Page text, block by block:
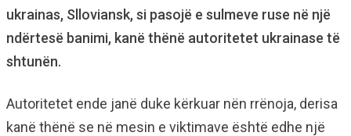
ukrainas, Slloviansk, si pasojë e sulmeve ruse në një
ndërtesë banimi, kanë thënë autoritetet ukrainase të
shtunën.
Autoritetet ende janë duke kërkuar nën rrënoja, derisa
kanë thënë se në mesin e viktimave është edhe një